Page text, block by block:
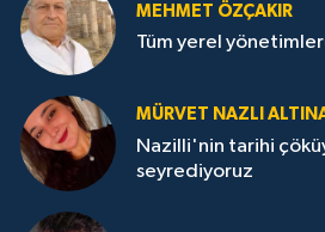
MEHMET ÖZÇAKIR
Tüm yerel
MÜRVET NAZLI
Nazilli'nin tarihi
seyrediyoruz